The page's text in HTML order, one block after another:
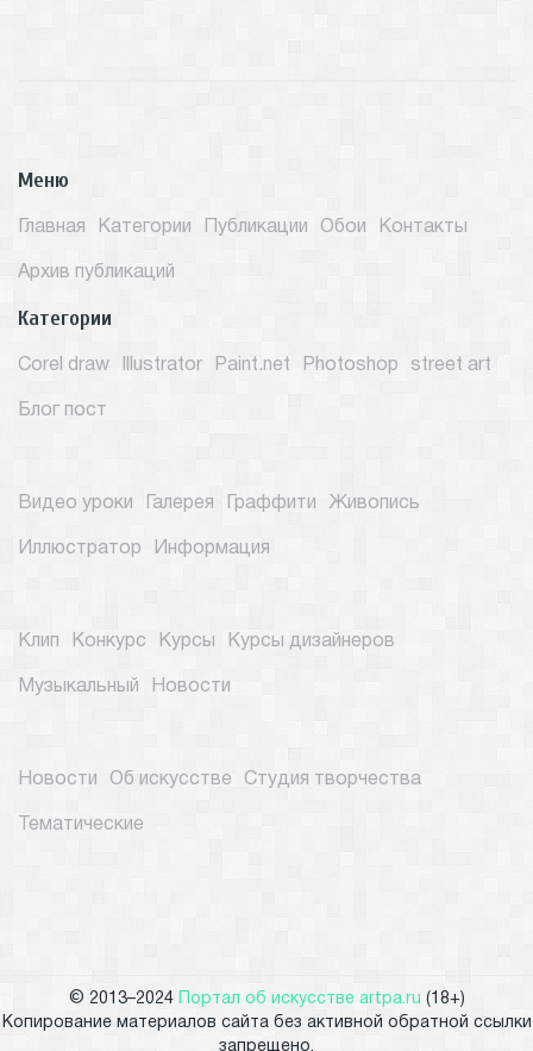
Меню
Главная Категории Публикации Обои Контакты
Архив публикаций
Категории
Corel draw Illustrator Paint.net Photoshop street art
Блог пост
Видео уроки Галерея Граффити Живопись
Иллюстратор Информация
Клип Конкурс Курсы Курсы дизайнеров
Музыкальный Новости
Новости Об искусстве Студия творчества
Тематические
© 2013–2024 Портал об искусстве artpa.ru (18+)
Копирование материалов сайта без активной обратной ссылки
запрещено.